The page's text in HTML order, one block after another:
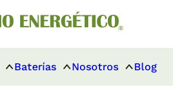
Baterías Nosotros Blog